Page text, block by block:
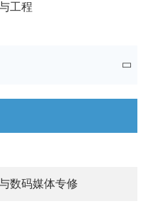
工程
数码媒体专修